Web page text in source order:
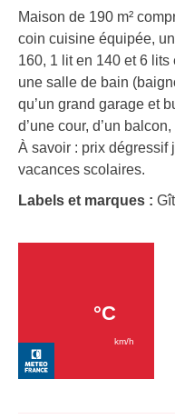
Maison de 190 m²
coin cuisine équipée,
160, 1 lit en 140 et 6 lits
une salle de bain
qu’un grand garage et
d’une cour, d’un
À savoir : prix dégressif
vacances scolaires.
Labels et marques :